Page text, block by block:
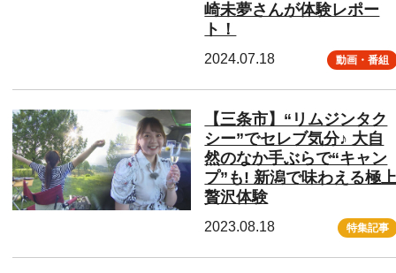
崎未夢さんが体験レポー
ト！
2024.07.18 動画・番組
【三条市】“リムジンタク
シー”でセレブ気分♪ 大自
然のなか手ぶらで“キャン
プ”も! 新潟で味わえる極
贅沢体験
2023.08.18 特集記事